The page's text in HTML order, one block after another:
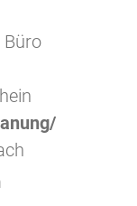
Büro